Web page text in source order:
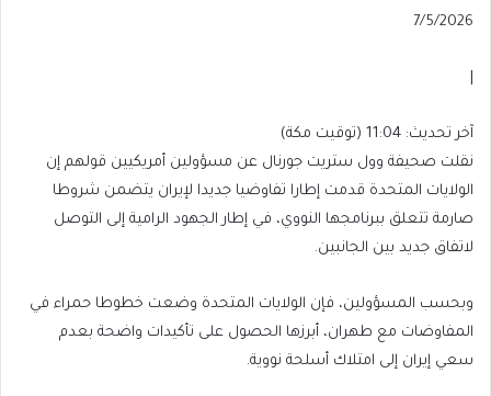
Published
7/5/2026
آخر
تحديث:
11:04
(توقيت
مكة)
آخر تحديث: 11:04 (توقيت مكة)
نقلت صحيفة وول ستريت جورنال عن مسؤولين أمريكيين قولهم إن
الولايات المتحدة قدمت إطارا تفاوضيا جديدا لإيران يتضمن شروطا
صارمة تتعلق ببرنامجها النووي، في إطار الجهود الرامية إلى التوصل
لاتفاق جديد بين الجانبين.
وبحسب المسؤولين، فإن الولايات المتحدة وضعت خطوطا حمراء في
المفاوضات مع طهران، أبرزها الحصول على تأكيدات واضحة بعدم
سعي إيران إلى امتلاك أسلحة نووية.